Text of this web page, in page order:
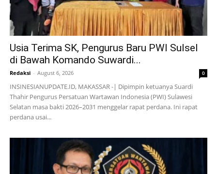
Usia Terima SK, Pengurus Baru PWI Sulsel
di Bawah Komando Suwardi...
Redaksi - August 6, 2026 0
INSINESIANUPDATE.ID, MAKASSAR -| Dipimpin ketuanya Suardi
Thahir Pengurus Persatuan Wartawan Indonesia (PWI) Sulawesi
Selatan masa bakti 2026–2031 menggelar rapat perdana. Ini rapat
perdana usai...